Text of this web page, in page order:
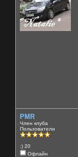
PMR
Член клуба
Пользователи
:) 20
Офлайн